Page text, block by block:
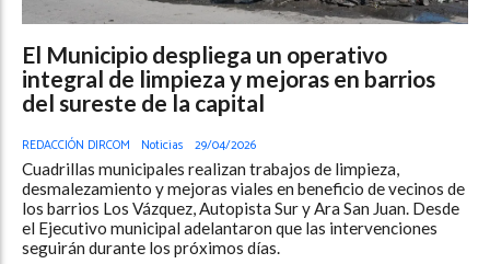
El Municipio despliega un operativo
integral de limpieza y mejoras en barrios
del sureste de la capital
REDACCIÓN DIRCOM Noticias 29/04/2026
Cuadrillas municipales realizan trabajos de limpieza,
desmalezamiento y mejoras viales en beneficio de vecinos de
los barrios Los Vázquez, Autopista Sur y Ara San Juan. Desde
el Ejecutivo municipal adelantaron que las intervenciones
seguirán durante los próximos días.